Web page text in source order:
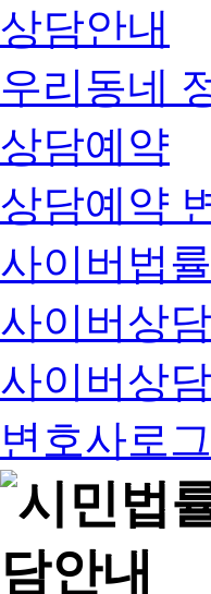
상담안내
우리동네
상담예약
상담예약
사이버법
사이버상
사이버상
변호사로